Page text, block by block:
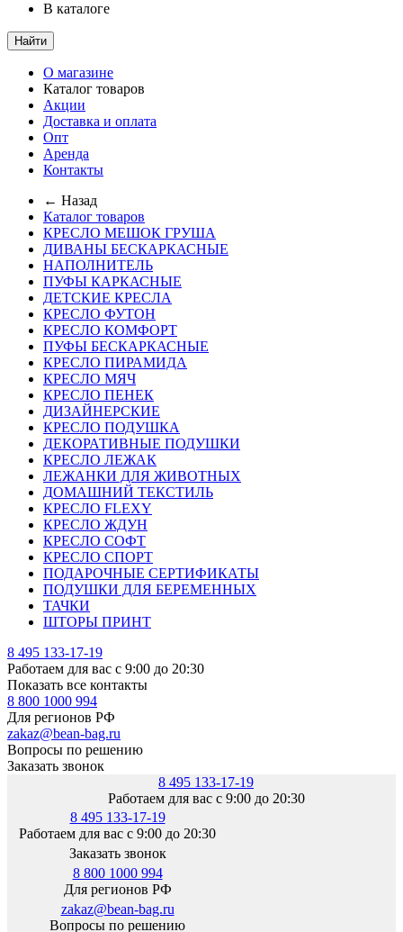
в каталоге
Найти
О магазине
Каталог товаров
Акции
Доставка и оплата
Опт
Аренда
Контакты
← Назад
Каталог товаров
КРЕСЛО МЕШОК ГРУША
ДИВАНЫ БЕСКАРКАСНЫЕ
НАПОЛНИТЕЛЬ
ПУФЫ КАРКАСНЫЕ
ДЕТСКИЕ КРЕСЛА
КРЕСЛО ФУТОН
КРЕСЛО КОМФОРТ
ПУФЫ БЕСКАРКАСНЫЕ
КРЕСЛО ПИРАМИДА
КРЕСЛО МЯЧ
КРЕСЛО ПЕНЕК
ДИЗАЙНЕРСКИЕ
КРЕСЛО ПОДУШКА
ДЕКОРАТИВНЫЕ ПОДУШКИ
КРЕСЛО ЛЕЖАК
ЛЕЖАНКИ ДЛЯ ЖИВОТНЫХ
ДОМАШНИЙ ТЕКСТИЛЬ
КРЕСЛО FLEXY
КРЕСЛО ЖДУН
КРЕСЛО СОФТ
КРЕСЛО СПОРТ
ПОДАРОЧНЫЕ СЕРТИФИКАТЫ
ПОДУШКИ ДЛЯ БЕРЕМЕННЫХ
ТАЧКИ
ШТОРЫ ПРИНТ
8 495 133-17-19
Работаем для вас с 9:00 до 20:30
Показать все контакты
8 800 1000 994
Для регионов РФ
zakaz@bean-bag.ru
Вопросы по решению
Заказать звонок
8 495 133-17-19
Работаем для вас с 9:00 до 20:30
8 495 133-17-19
Работаем для вас с 9:00 до 20:30
Заказать звонок
8 800 1000 994
Для регионов РФ
zakaz@bean-bag.ru
Вопросы по решению